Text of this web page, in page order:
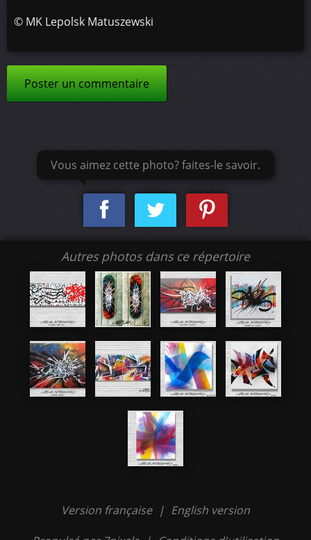
© MK Lepolsk Matuszewski
Poster un commentaire
Vous aimez cette photo? faites-le savoir.
Autres photos dans ce répertoire
Version française | English version